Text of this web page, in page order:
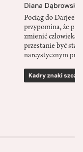
Diana Dąbrowska
Pociąg do
przypomina, że
zmienić człowieka
przestanie być
narcystycznym
Kadry znaki